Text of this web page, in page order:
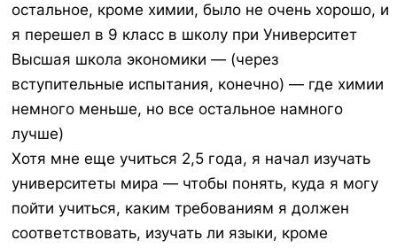
остальное, кроме химии, было не очень хорошо, и
я перешел в 9 класс в школу при Университет
Высшая школа экономики — (через
вступительные испытания, конечно) — где химии
немного меньше, но все остальное намного
лучше)
Хотя мне еще учиться 2,5 года, я начал изучать
университеты мира — чтобы понять, куда я могу
пойти учиться, каким требованиям я должен
соответствовать, изучать ли языки, кроме